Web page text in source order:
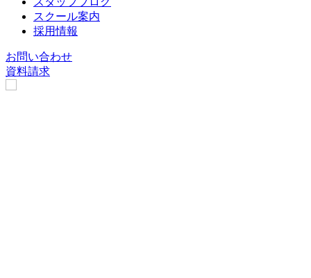
スクール案内
採用情報
お問い合わせ
資料請求